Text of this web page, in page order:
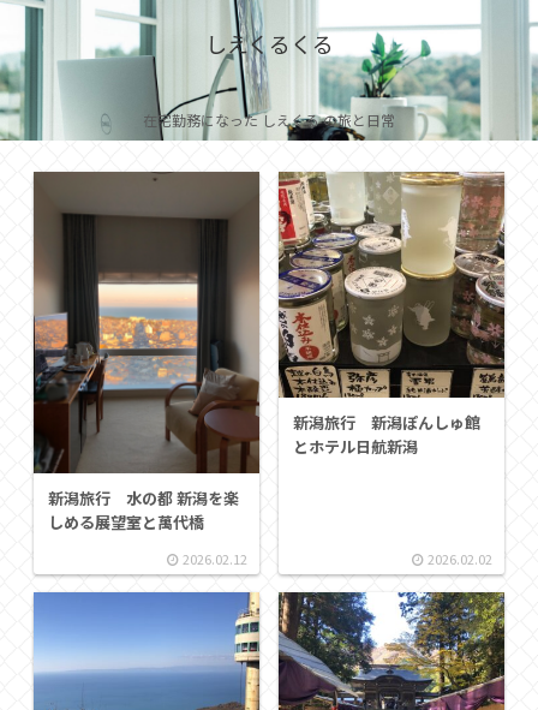
しえくるくる
在宅勤務になった しえくる の旅と日常
新潟旅行 水の都 新潟を楽
しめる展望室と萬代橋
2026.02.12
新潟旅行 新潟ぽんしゅ館
とホテル日航新潟
2026.02.02